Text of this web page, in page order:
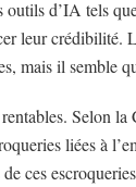
d’IA tels
leur crédibilité.
mais il semble
Selon
liées à
ces